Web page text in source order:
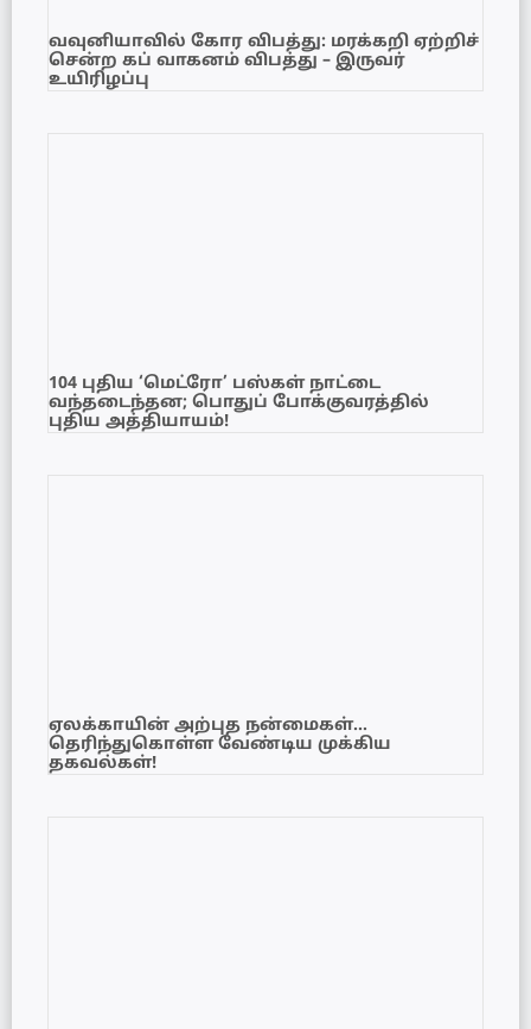
வவுனியாவில் கோர விபத்து: மரக்கறி ஏற்றிச்
சென்ற கப் வாகனம் விபத்து – இருவர்
உயிரிழப்பு
104 புதிய ‘மெட்ரோ’ பஸ்கள் நாட்டை
வந்தடைந்தன; பொதுப் போக்குவரத்தில்
புதிய அத்தியாயம்!
ஏலக்காயின் அற்புத நன்மைகள்…
தெரிந்துகொள்ள வேண்டிய முக்கிய
தகவல்கள்!